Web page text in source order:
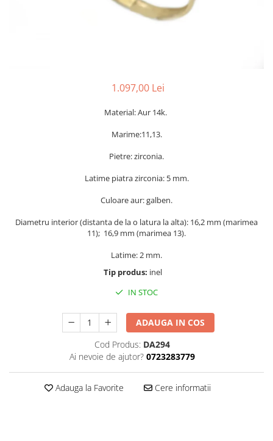
1.097,00 Lei
Material: Aur 14k.
Marime:11,13.
Pietre: zirconia.
Latime piatra zirconia: 5 mm.
Culoare aur: galben.
Diametru interior (distanta de la o latura la alta): 16,2 mm (marimea
11); 16,9 mm (marimea 13).
Latime: 2 mm.
Tip produs: inel
IN STOC
ADAUGA IN COS
Cod Produs: DA294
Ai nevoie de ajutor? 0723283779
Adauga la Favorite Cere informatii